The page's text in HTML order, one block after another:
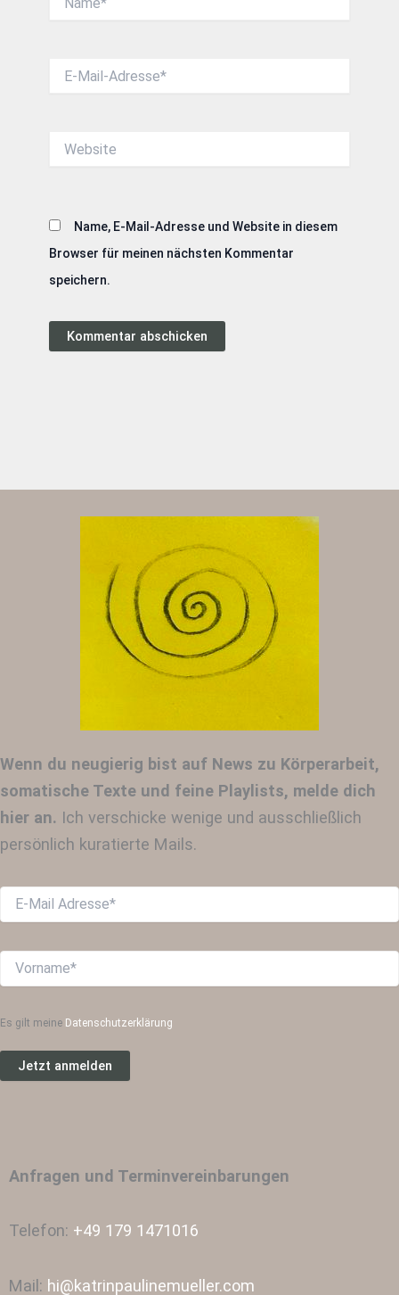
Mail-
Name, E-Mail-Adresse und Website in diesem
Browser für meinen nächsten Kommentar
speichern.
Wenn du neugierig bist auf News zu Körperarbeit,
somatische Texte und feine Playlists, melde dich
hier an. Ich verschicke wenige und ausschließlich
persönlich kuratierte Mails.
Es gilt meine Datenschutzerklärung
Anfragen und Terminvereinbarungen
Telefon: +49 179 1471016
Mail: hi@katrinpaulinemueller.com